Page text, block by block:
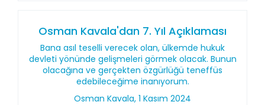
Osman Kavala'dan 7. Yıl Açıklaması
Bana asıl teselli verecek olan, ülkemde hukuk
devleti yönünde gelişmeleri görmek olacak. Bunun
olacağına ve gerçekten özgürlüğü teneffüs
edebileceğime inanıyorum.
Osman Kavala, 1 Kasım 2024